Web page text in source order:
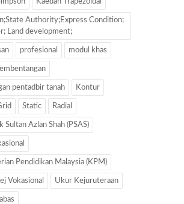
Authority;Express Condition;
Land development;
profesional modul khas
pentadbir tanah Kontur
Static Radial
Sultan Azlan Shah (PSAS)
Pendidikan Malaysia (KPM)
Vokasional Ukur Kejuruteraan